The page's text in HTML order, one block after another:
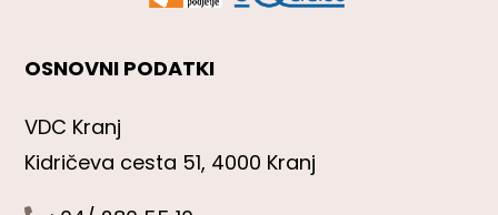
OSNOVNI PODATKI
VDC Kranj
Kidričeva cesta 51, 4000 Kranj